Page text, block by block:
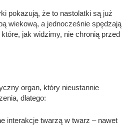
pokazują, że to nastolatki są już
wiekową, a jednocześnie spędzają
jak widzimy, nie chronią przed
organ, który nieustannie
dlatego:
interakcje twarzą w twarz – nawet